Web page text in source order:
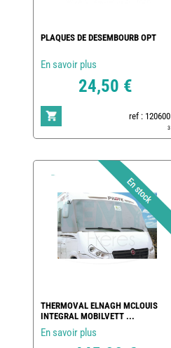
PLAQUES DE DESEMBOURB OPT
En savoir plus
24,50 €
ref : 120600
3
THERMOVAL ELNAGH MCLOUIS
INTEGRAL MOBILVETT ...
En savoir plus